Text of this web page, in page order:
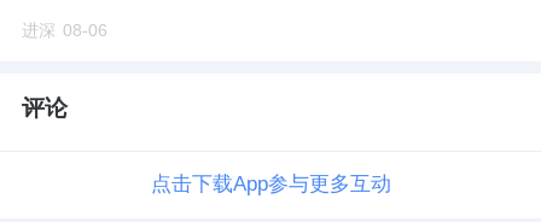
进深 08-06
评论
点击下载App参与更多互动